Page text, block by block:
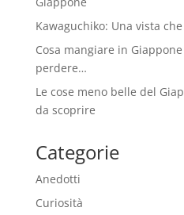
Kawaguchiko: Una vista
Cosa mangiare in
perdere…
Le cose meno belle del
da scoprire
Categorie
Anedotti
Curiosità